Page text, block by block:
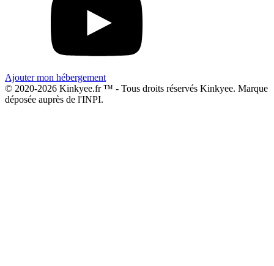
Ajouter mon hébergement
© 2020-2026 Kinkyee.fr ™ - Tous droits réservés Kinkyee. Marque
déposée auprès de l'INPI.